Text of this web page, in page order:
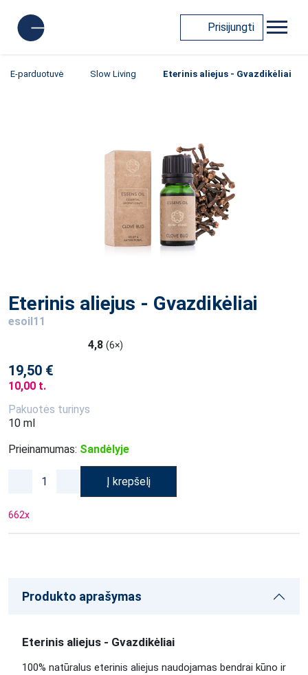
Prisijungti
E-parduotuvė Slow Living Eterinis aliejus - Gvazdikėliai
Eterinis aliejus - Gvazdikėliai
esoil11
4,8 (6×)
19,50 €
10,00 t.
Pakuotės turinys
10 ml
Prieinamumas: Sandėlyje
Į krepšelį
662x
Produkto aprašymas
Eterinis aliejus - Gvazdikėliai
100% natūralus eterinis aliejus naudojamas bendrai kūno ir